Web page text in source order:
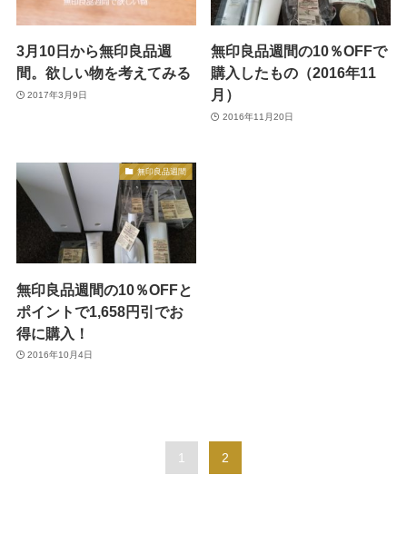
3月10日から無印良品週
間。欲しい物を考えてみる
2017年3月9日
無印良品週間の10％OFFで
購入したもの（2016年11
月）
2016年11月20日
無印良品週間
無印良品週間の10％OFFと
ポイントで1,658円引でお
得に購入！
2016年10月4日
1 2